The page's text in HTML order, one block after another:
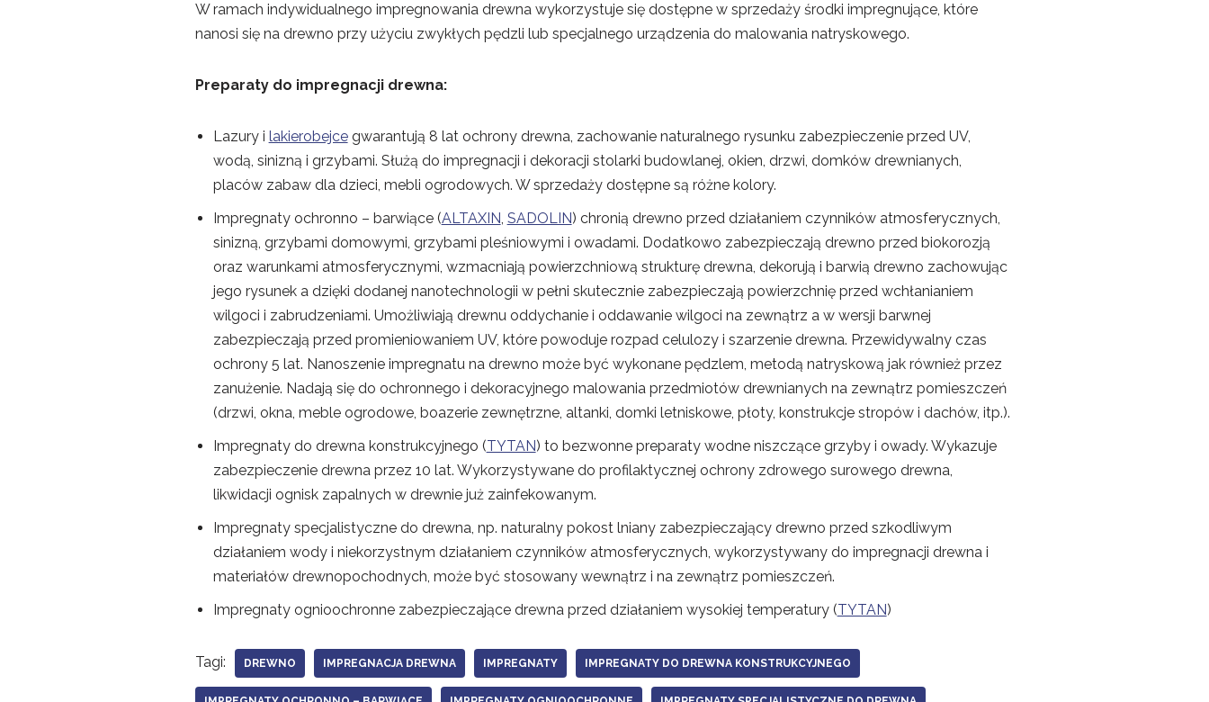
W ramach indywidualnego impregnowania drewna wykorzystuje się dostępne w sprzedaży środki impregnujące, które
nanosi się na drewno przy użyciu zwykłych pędzli lub specjalnego urządzenia do malowania natryskowego.
Preparaty do impregnacji drewna:
Lazury i lakierobejcegwarantują 8 lat ochrony drewna, zachowanie naturalnego rysunku zabezpieczenie przed UV,
wodą, sinizną i grzybami. Służą do impregnacji i dekoracji stolarki budowlanej, okien, drzwi, domków drewnianych,
placów zabaw dla dzieci, mebli ogrodowych. W sprzedaży dostępne są różne kolory.
Impregnaty ochronno – barwiące (ALTAXIN, SADOLIN) chronią drewno przed działaniem czynników atmosferycznych,
sinizną, grzybami domowymi, grzybami pleśniowymi i owadami. Dodatkowo zabezpieczają drewno przed biokorozją
oraz warunkami atmosferycznymi, wzmacniają powierzchniową strukturę drewna, dekorują i barwią drewno zachowując
jego rysunek a dzięki dodanej nanotechnologii w pełni skutecznie zabezpieczają powierzchnię przed wchłanianiem
wilgoci i zabrudzeniami. Umożliwiają drewnu oddychanie i oddawanie wilgoci na zewnątrz a w wersji barwnej
zabezpieczają przed promieniowaniem UV, które powoduje rozpad celulozy i szarzenie drewna. Przewidywalny czas
ochrony 5 lat. Nanoszenie impregnatu na drewno może być wykonane pędzlem, metodą natryskową jak również przez
zanużenie. Nadają się do ochronnego i dekoracyjnego malowania przedmiotów drewnianych na zewnątrz pomieszczeń
(drzwi, okna, meble ogrodowe, boazerie zewnętrzne, altanki, domki letniskowe, płoty, konstrukcje stropów i dachów, itp.).
Impregnaty do drewna konstrukcyjnego (TYTAN) to bezwonne preparaty wodne niszczące grzyby i owady. Wykazuje
zabezpieczenie drewna przez 10 lat. Wykorzystywane do profilaktycznej ochrony zdrowego surowego drewna,
likwidacji ognisk zapalnych w drewnie już zainfekowanym.
Impregnaty specjalistyczne do drewna, np. naturalny pokost lniany zabezpieczający drewno przed szkodliwym
działaniem wody i niekorzystnym działaniem czynników atmosferycznych, wykorzystywany do impregnacji drewna i
materiałów drewnopochodnych, może być stosowany wewnątrz i na zewnątrz pomieszczeń.
Impregnaty ognioochronne zabezpieczające drewna przed działaniem wysokiej temperatury (TYTAN)
Tagi: DREWNO IMPREGNACJA DREWNA IMPREGNATY IMPREGNATY DO DREWNA KONSTRUKCYJNEGO